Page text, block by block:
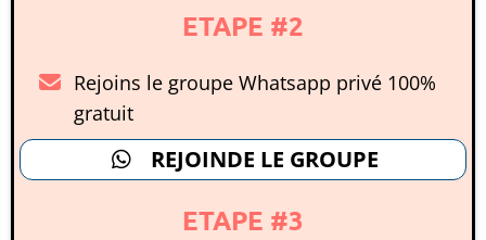
ETAPE #2
Rejoins le groupe Whatsapp privé 100%
gratuit
REJOINDE LE GROUPE
ETAPE #3